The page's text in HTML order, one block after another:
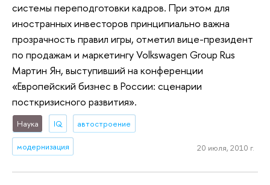
системы переподготовки кадров. При этом для
иностранных инвесторов принципиально важна
прозрачность правил игры, отметил вице-президент
по продажам и маркетингу Volkswagen Group Rus
Мартин Ян, выступивший на конференции
«Европейский бизнес в России: сценарии
посткризисного развития».
Наука IQ автостроение
модернизация 20 июля, 2010 г.